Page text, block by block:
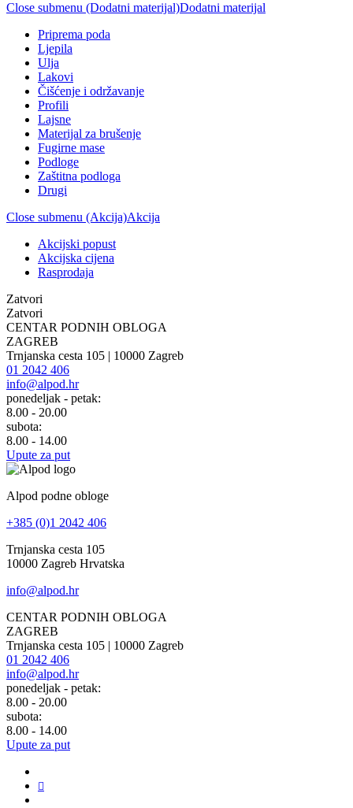
Close submenu (Dodatni materijal)Dodatni materijal
Priprema poda
Ljepila
Ulja
Lakovi
Čišćenje i održavanje
Profili
Lajsne
Materijal za brušenje
Fugirne mase
Podloge
Zaštitna podloga
Drugi
Close submenu (Akcija)Akcija
Akcijski popust
Akcijska cijena
Rasprodaja
Zatvori
Zatvori
CENTAR PODNIH OBLOGA
ZAGREB
Trnjanska cesta 105 | 10000 Zagreb
01 2042 406
info@alpod.hr
ponedeljak - petak:
8.00 - 20.00
subota:
8.00 - 14.00
Upute za put
Alpod podne obloge
+385 (0)1 2042 406
Trnjanska cesta 105
10000 Zagreb Hrvatska
info@alpod.hr
CENTAR PODNIH OBLOGA
ZAGREB
Trnjanska cesta 105 | 10000 Zagreb
01 2042 406
info@alpod.hr
ponedeljak - petak:
8.00 - 20.00
subota:
8.00 - 14.00
Upute za put